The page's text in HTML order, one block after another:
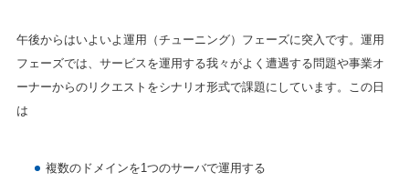
午後からはいよいよ運用（チューニング）フェーズに突入です。運用
フェーズでは、サービスを運用する我々がよく遭遇する問題や事業オ
ーナーからのリクエストをシナリオ形式で課題にしています。この日
は
複数のドメインを1つのサーバで運用する